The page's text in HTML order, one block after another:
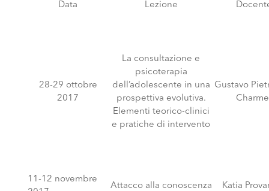
Data Lezione
28-29 ottobre
2017
La consultazione e
psicoterapia
dell’adolescente in una
prospettiva evolutiva.
Elementi teorico-clinici
e pratiche di intervento
Gustavo
11-12 novembre
Attacco alla conoscenza Katia